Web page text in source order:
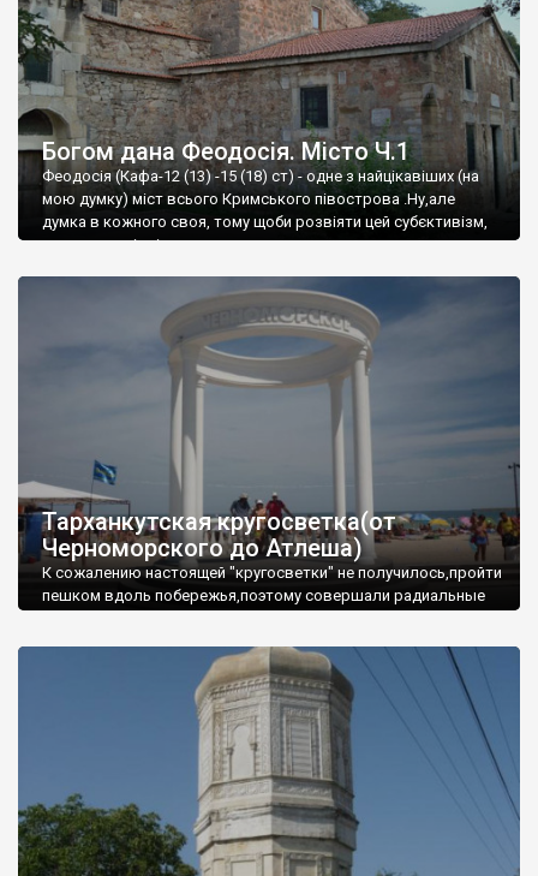
Богом дана Феодосія. Місто Ч.1
Феодосія (Кафа-12 (13) -15 (18) ст) - одне з найцікавіших (на
мою думку) міст всього Кримського півострова .Ну,але
думка в кожного своя, тому щоби розвіяти цей субєктивізм,
запрошую відвідати це
Тарханкутская кругосветка(от
Черноморского до Атлеша)
К сожалению настоящей "кругосветки" не получилось,пройти
пешком вдоль побережья,поэтому совершали радиальные